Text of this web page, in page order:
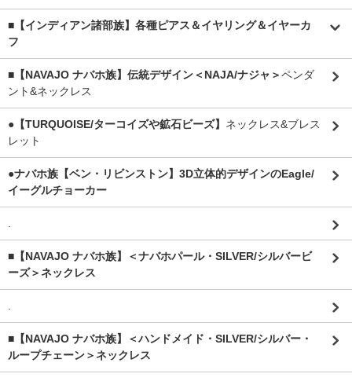
■【インディアン諸部族】各種ピアス＆イヤリング＆イヤーカ
フ
■【NAVAJO ナバホ族】伝統デザイン＜NAJA/ナジャ＞ペンダ
ント&ネックレス
●【TURQUOISE/ターコイズや鉱石ビーズ】 ネックレス&ブレス
レット
●ナバホ族【ベン・リビンストン】3D立体的デザインのEagle/
イーグルチョーカー
.
■【NAVAJO ナバホ族】＜ナバホパール・SILVER/シルバービ
ーズ＞ネックレス
.
■【NAVAJO ナバホ族】＜ハンドメイド・SILVER/シルバー・
ループチェーン＞ネックレス